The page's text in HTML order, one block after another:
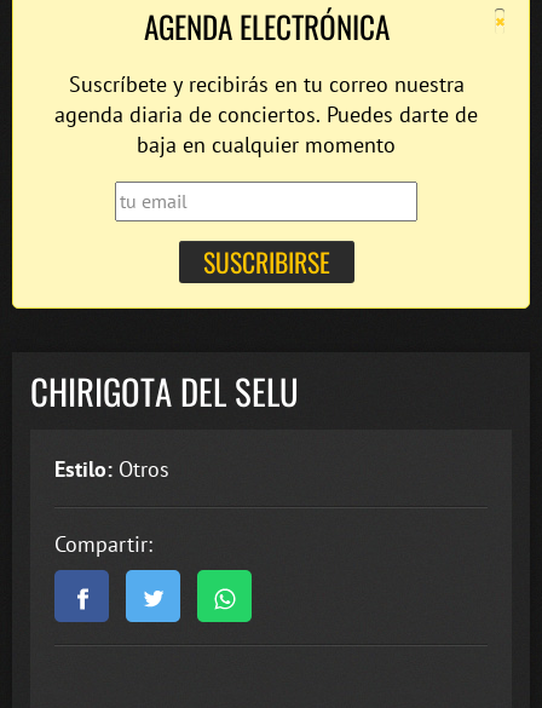
×
AGENDA ELECTRÓNICA
Suscríbete y recibirás en tu correo nuestra
agenda diaria de conciertos. Puedes darte de
baja en cualquier momento
CHIRIGOTA DEL SELU
Estilo: Otros
Compartir: